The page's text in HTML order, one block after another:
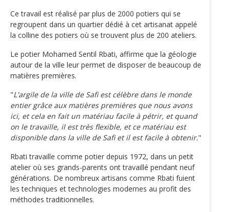
Ce travail est réalisé par plus de 2000 potiers qui se
regroupent dans un quartier dédié à cet artisanat appelé
la colline des potiers où se trouvent plus de 200 ateliers.
Le potier Mohamed Sentil Rbati, affirme que la géologie
autour de la ville leur permet de disposer de beaucoup de
matières premières.
"L'argile de la ville de Safi est célèbre dans le monde
entier grâce aux matières premières que nous avons
ici, et cela en fait un matériau facile à pétrir, et quand
on le travaille, il est très flexible, et ce matériau est
disponible dans la ville de Safi et il est facile à obtenir."
Rbati travaille comme potier depuis 1972, dans un petit
atelier où ses grands-parents ont travaillé pendant neuf
générations. De nombreux artisans comme Rbati fuient
les techniques et technologies modernes au profit des
méthodes traditionnelles.